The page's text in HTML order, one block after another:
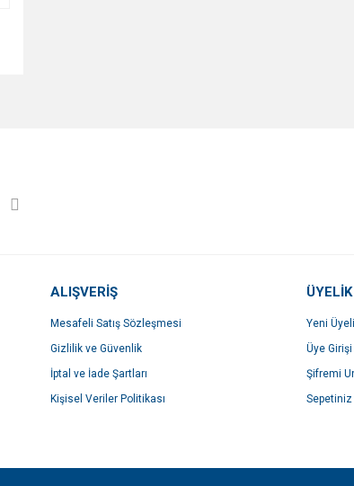
ALIŞVERİŞ
Mesafeli Satış Sözleşmesi
Gizlilik ve Güvenlik
İptal ve İade Şartları
Kişisel Veriler Politikası
ÜYELİK
Yeni
Üye Girişi
Şifremi
Sepetiniz